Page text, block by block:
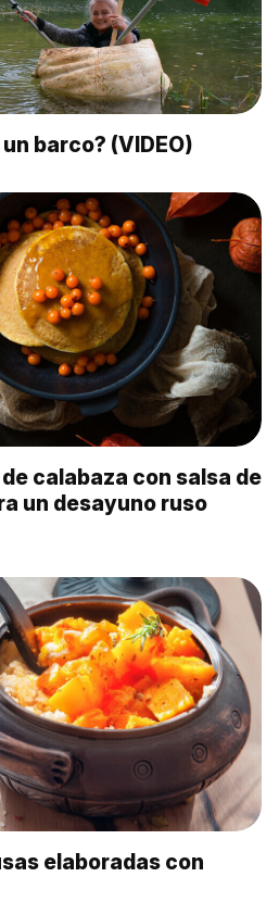
barco? (VIDEO)
calabaza con salsa de
un desayuno ruso
elaboradas con